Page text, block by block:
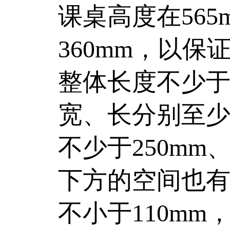
课桌高度在
360mm，以保
整体长度不少
宽、长分别至
不少于250mm
下方的空间也
不小于110mm